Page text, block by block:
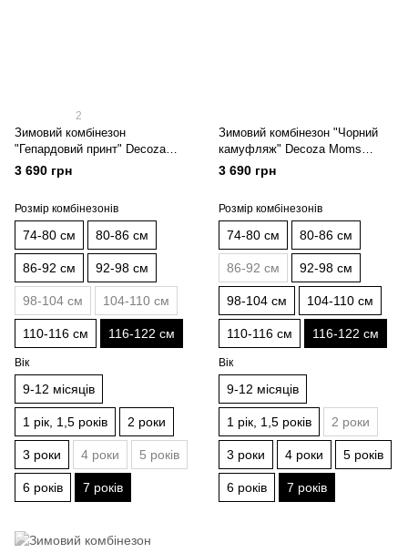
2
Зимовий комбінезон
"Гепардовий принт" Decoza
Moms (zimk116122-OP305-
pl016) 116-122 см
3 690 грн
Розмір комбінезонів
74-80 см 80-86 см
86-92 см 92-98 см
98-104 см 104-110 см
110-116 см 116-122 см
Вік
9-12 місяців
1 рік, 1,5 років 2 роки
3 роки 4 роки 5 років
6 років 7 років
Зимовий комбінезон "Чорний
камуфляж" Decoza Moms
(zimk116122-OP306-pl016) 116-
3 690 грн
Розмір комбінезонів
74-80 см 80-86 см
86-92 см 92-98 см
98-104 см 104-110 см
110-116 см 116-122 см
Вік
9-12 місяців
1 рік, 1,5 років 2 роки
3 роки 4 роки 5 років
6 років 7 років